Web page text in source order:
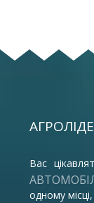
Вас
одному